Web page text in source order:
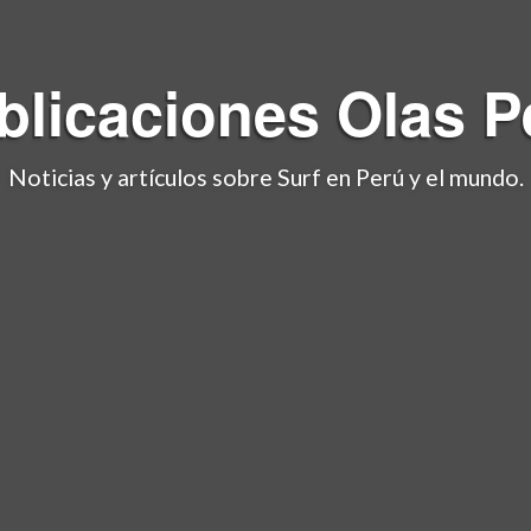
Olas
Noticias y artículos sobre Surf en Perú y el mundo.